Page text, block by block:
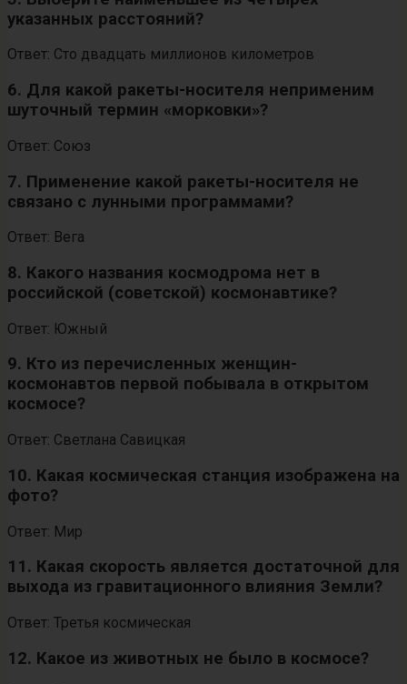
указанных расстояний?
Ответ: Сто двадцать миллионов километров
6. Для какой ракеты-носителя неприменим
шуточный термин «морковки»?
Ответ: Союз
7. Применение какой ракеты-носителя не
связано с лунными программами?
Ответ: Вега
8. Какого названия космодрома нет в
российской (советской) космонавтике?
Ответ: Южный
9. Кто из перечисленных женщин-
космонавтов первой побывала в открытом
космосе?
Ответ: Светлана Савицкая
10. Какая космическая станция изображена на
фото?
Ответ: Мир
11. Какая скорость является достаточной для
выхода из гравитационного влияния Земли?
Ответ: Третья космическая
12. Какое из животных не было в космосе?